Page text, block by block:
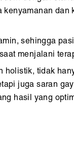
kenyamanan dan
sehingga
menjalani
holistik, tidak
juga saran
hasil yang